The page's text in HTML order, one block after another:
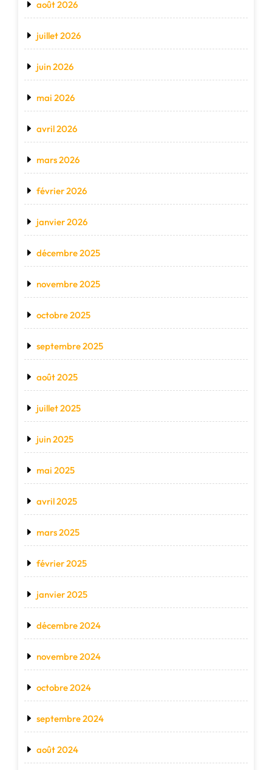
août 2026
juillet 2026
juin 2026
mai 2026
avril 2026
mars 2026
février 2026
janvier 2026
décembre 2025
novembre 2025
octobre 2025
septembre 2025
août 2025
juillet 2025
juin 2025
mai 2025
avril 2025
mars 2025
février 2025
janvier 2025
décembre 2024
novembre 2024
octobre 2024
septembre 2024
août 2024